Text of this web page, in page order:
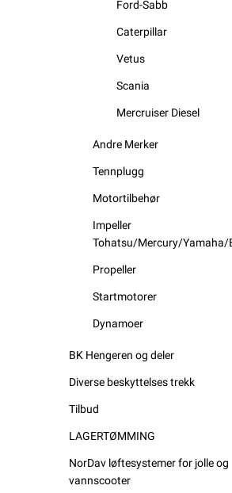
Ford-Sabb
Caterpillar
Vetus
Scania
Mercruiser Diesel
Andre Merker
Tennplugg
Motortilbehør
Impeller
Tohatsu/Mercury/Yamaha/
Propeller
Startmotorer
Dynamoer
BK Hengeren og deler
Diverse beskyttelses trekk
Tilbud
LAGERTØMMING
NorDav løftesystemer for jolle og
vannscooter